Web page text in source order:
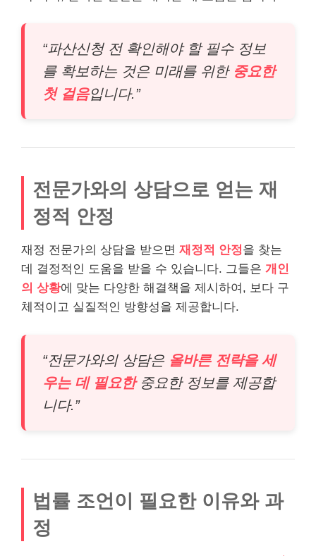
“파산신청 전 확인해야 할 필수 정보
를 확보하는 것은 미래를 위한 중요한
첫 걸음입니다.”
전문가와의 상담으로 얻는 재
정적 안정
재정 전문가의 상담을 받으면 재정적 안정을 찾는
데 결정적인 도움을 받을 수 있습니다. 그들은 개인
의 상황에 맞는 다양한 해결책을 제시하여, 보다 구
체적이고 실질적인 방향성을 제공합니다.
“전문가와의 상담은 올바른 전략을 세
우는 데 필요한중요한 정보를 제공합
니다.”
법률 조언이 필요한 이유와 과
정